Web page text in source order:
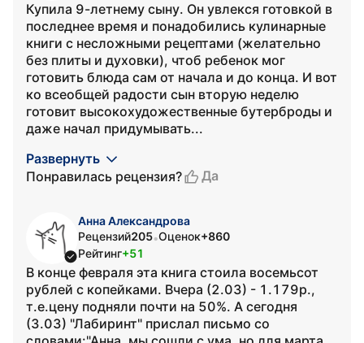
Купила 9-летнему сыну. Он увлекся готовкой в
последнее время и понадобились кулинарные
книги с несложными рецептами (желательно
без плиты и духовки), чтоб ребенок мог
готовить блюда сам от начала и до конца. И вот
ко всеобщей радости сын вторую неделю
готовит высокохудожественные бутерброды и
даже начал придумывать...
Развернуть
Понравилась рецензия?
Да
Анна Александрова
Рецензий205•Оценок+860
Рейтинг+51
В конце февраля эта книга стоила восемьсот
рублей с копейками. Вчера (2.03) - 1.179р.,
т.е.цену подняли почти на 50%. А сегодня
(3.03) "Лабиринт" прислал письмо со